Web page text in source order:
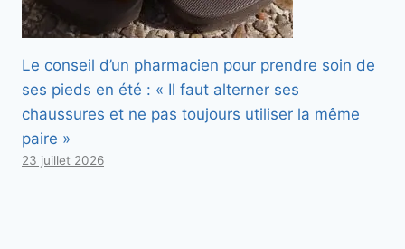
Le conseil d’un pharmacien pour prendre soin de
ses pieds en été : « Il faut alterner ses
chaussures et ne pas toujours utiliser la même
paire »
23 juillet 2026